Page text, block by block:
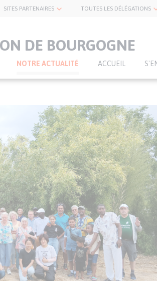
SITES PARTENAIRES TOUTES LES DÉLÉGATIONS
DE BOURGOGNE
NOTRE ACTUALITÉ ACCUEIL